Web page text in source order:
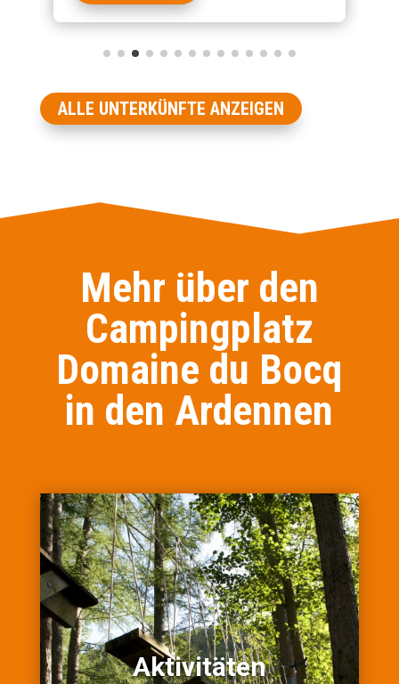
ALLE UNTERKÜNFTE ANZEIGEN
Mehr über den
Campingplatz
Domaine du Bocq
in den Ardennen
Aktivitäten
Aktivitäten